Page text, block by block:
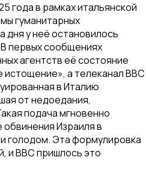
года в рамках итальянской
гуманитарных
дня у неё остановилось
первых сообщениях
агентств её состояние
а телеканал BBC
в Италию
от недоедания,
подача мгновенно
Израиля в
голодом. Эта формулировка
и BBC пришлось это